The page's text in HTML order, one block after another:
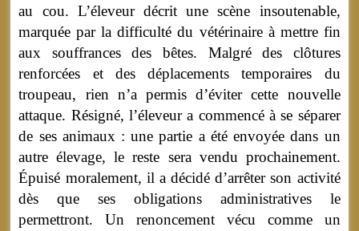
au cou. L’éleveur décrit une scène insoutenable,
marquée par la difficulté du vétérinaire à mettre fin
aux souffrances des bêtes. Malgré des clôtures
renforcées et des déplacements temporaires du
troupeau, rien n’a permis d’éviter cette nouvelle
attaque. Résigné, l’éleveur a commencé à se séparer
de ses animaux : une partie a été envoyée dans un
autre élevage, le reste sera vendu prochainement.
Épuisé moralement, il a décidé d’arrêter son activité
dès que ses obligations administratives le
permettront. Un renoncement vécu comme un